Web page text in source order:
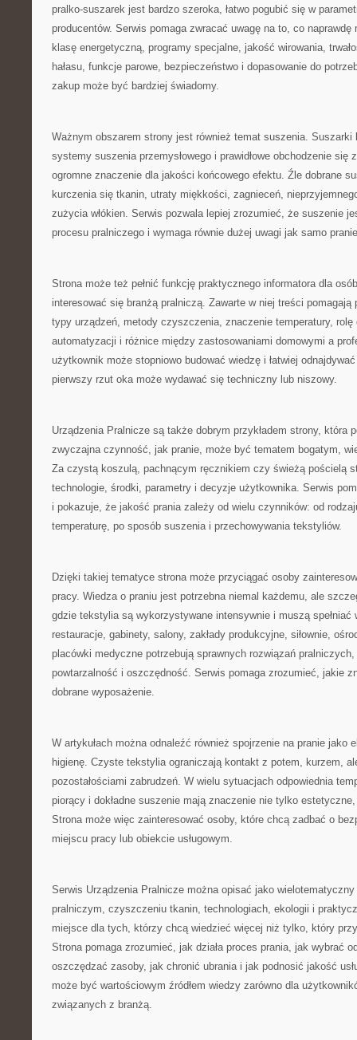
pralko-suszarek jest bardzo szeroka, łatwo pogubić się w
producentów. Serwis pomaga zwracać uwagę na to, co
klasę energetyczną, programy specjalne, jakość wirowania,
hałasu, funkcje parowe, bezpieczeństwo i dopasowanie do
zakup może być bardziej świadomy.
Ważnym obszarem strony jest również temat suszenia. Suszarki
systemy suszenia przemysłowego i prawidłowe obchodzenie
ogromne znaczenie dla jakości końcowego efektu. Źle dobrane
kurczenia się tkanin, utraty miękkości, zagnieceń,
zużycia włókien. Serwis pozwala lepiej zrozumieć, że suszenie
procesu pralniczego i wymaga równie dużej uwagi jak samo
Strona może też pełnić funkcję praktycznego informatora dla
interesować się branżą pralniczą. Zawarte w niej treści pomagają
typy urządzeń, metody czyszczenia, znaczenie temperatury, rolę
automatyzacji i różnice między zastosowaniami domowymi a
użytkownik może stopniowo budować wiedzę i łatwiej
pierwszy rzut oka może wydawać się techniczny lub niszowy.
Urządzenia Pralnicze są także dobrym przykładem strony, która
zwyczajna czynność, jak pranie, może być tematem bogatym,
Za czystą koszulą, pachnącym ręcznikiem czy świeżą pościelą
technologie, środki, parametry i decyzje użytkownika. Serwis
i pokazuje, że jakość prania zależy od wielu czynników: od
temperaturę, po sposób suszenia i przechowywania tekstyliów.
Dzięki takiej tematyce strona może przyciągać osoby
pracy. Wiedza o praniu jest potrzebna niemal każdemu, ale
gdzie tekstylia są wykorzystywane intensywnie i muszą spełniać
restauracje, gabinety, salony, zakłady produkcyjne, siłownie,
placówki medyczne potrzebują sprawnych rozwiązań
powtarzalność i oszczędność. Serwis pomaga zrozumieć, jakie
dobrane wyposażenie.
W artykułach można odnaleźć również spojrzenie na pranie jako
higienę. Czyste tekstylia ograniczają kontakt z potem, kurzem,
pozostałościami zabrudzeń. W wielu sytuacjach odpowiednia
piorący i dokładne suszenie mają znaczenie nie tylko
Strona może więc zainteresować osoby, które chcą zadbać o
miejscu pracy lub obiekcie usługowym.
Serwis Urządzenia Pralnicze można opisać jako
pralniczym, czyszczeniu tkanin, technologiach, ekologii i
miejsce dla tych, którzy chcą wiedzieć więcej niż tylko, który
Strona pomaga zrozumieć, jak działa proces prania, jak wybrać
oszczędzać zasoby, jak chronić ubrania i jak podnosić jakość
może być wartościowym źródłem wiedzy zarówno dla
związanych z branżą.